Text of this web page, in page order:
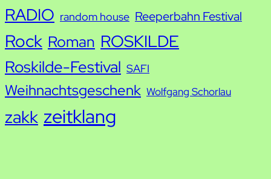
RADIO random house Reeperbahn Festival
Rock Roman ROSKILDE
Roskilde-Festival SAFI
Weihnachtsgeschenk Wolfgang Schorlau
zakk zeitklang